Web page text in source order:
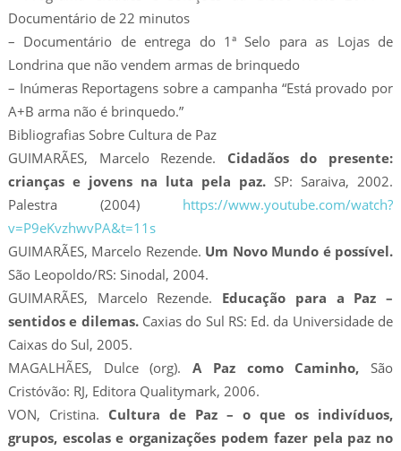
Documentário de 22 minutos
– Documentário de entrega do 1ª Selo para as Lojas de
Londrina que não vendem armas de brinquedo
– Inúmeras Reportagens sobre a campanha “Está provado por
A+B arma não é brinquedo.”
Bibliografias Sobre Cultura de Paz
GUIMARÃES, Marcelo Rezende. Cidadãos do presente:
crianças e jovens na luta pela paz.SP: Saraiva, 2002.
Palestra (2004) https://www.youtube.com/watch?
v=P9eKvzhwvPA&t=11s
GUIMARÃES, Marcelo Rezende. Um Novo Mundo é possível.
São Leopoldo/RS: Sinodal, 2004.
GUIMARÃES, Marcelo Rezende. Educação para a Paz –
sentidos e dilemas. Caxias do Sul RS: Ed. da Universidade de
Caixas do Sul, 2005.
MAGALHÃES, Dulce (org).A Paz como Caminho,São
Cristóvão: RJ, Editora Qualitymark, 2006.
VON, Cristina. Cultura de Paz – o que os indivíduos,
grupos, escolas e organizações podem fazer pela paz no